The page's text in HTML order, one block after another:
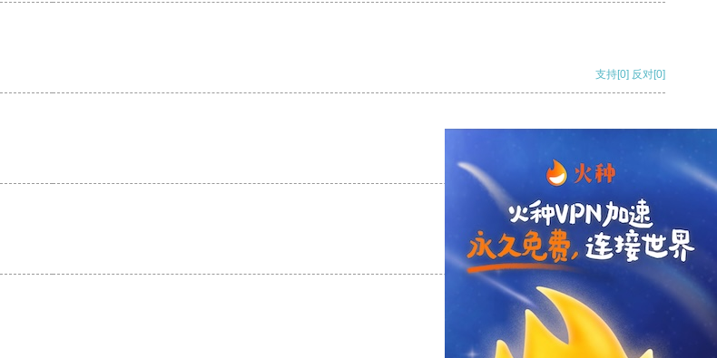
支持[0] 反对[0]
支持
支持[0] 反对[0]
支持[0] 反对[0]